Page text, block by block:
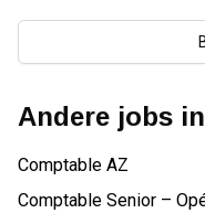
Andere jobs
Comptable AZ
Comptable Senior –